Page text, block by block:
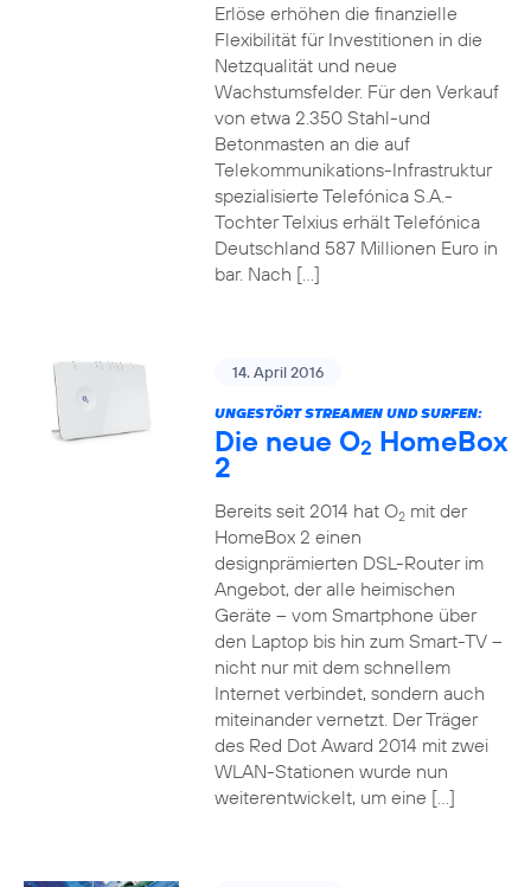
Erlöse erhöhen die finanzielle
Flexibilität für Investitionen in die
Netzqualität und neue
Wachstumsfelder. Für den Verkauf
von etwa 2.350 Stahl-und
Betonmasten an die auf
Telekommunikations-Infrastruktur
spezialisierte Telefónica S.A.-
Tochter Telxius erhält Telefónica
Deutschland 587 Millionen Euro in
bar. Nach […]
14. April 2016
UNGESTÖRT STREAMEN UND SURFEN:
Die neue O2 HomeBox
2
Bereits seit 2014 hat O2mit der
HomeBox 2 einen
designprämierten DSL-Router im
Angebot, der alle heimischen
Geräte – vom Smartphone über
den Laptop bis hin zum Smart-TV –
nicht nur mit dem schnellem
Internet verbindet, sondern auch
miteinander vernetzt. Der Träger
des Red Dot Award 2014 mit zwei
WLAN-Stationen wurde nun
weiterentwickelt, um eine […]